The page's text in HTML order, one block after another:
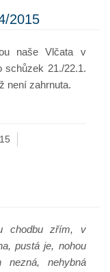
2015
naše Vlčata v
21./22.1.
není zahrnuta.
chodbu zřím, v
pustá je, nohou
nezná, nehybná